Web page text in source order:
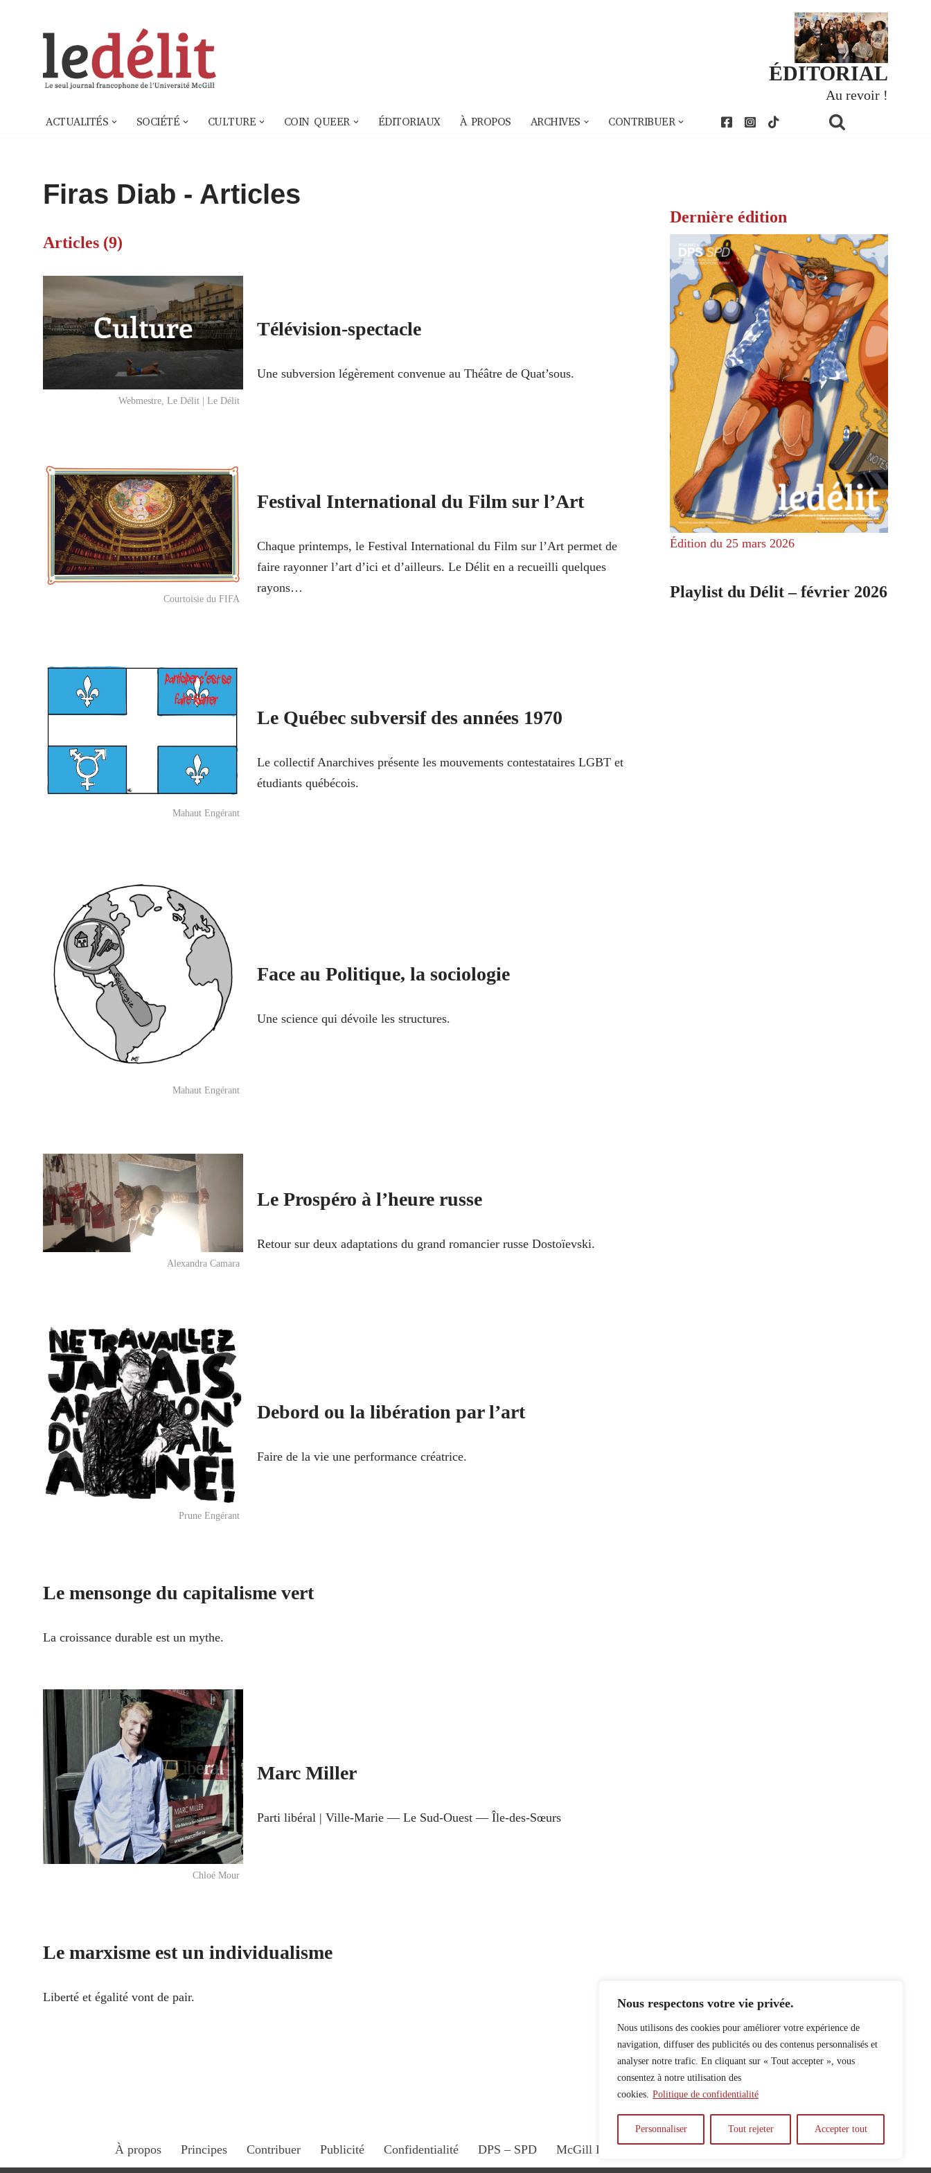
Nous respectons votre vie privée.
Nous utilisons des cookies pour améliorer votre expérience de
navigation, diffuser des publicités ou des contenus personnalisés et
analyser notre trafic. En cliquant sur « Tout accepter », vous
consentez à notre utilisation des
cookies. Politique de confidentialité
Personnaliser Tout rejeter Accepter tout
ÉDITORIAL
Au revoir !
ACTUALITÉS SOCIÉTÉ CULTURE COIN QUEER ÉDITORIAUX À PROPOS ARCHIVES CONTRIBUER
Firas Diab - Articles
Articles (9)
Webmestre, Le Délit | Le Délit
Télévision-spectacle
Une subversion légèrement convenue au Théâtre de Quat’sous.
Courtoisie du FIFA
Festival International du Film sur l’Art
Chaque printemps, le Festival International du Film sur l’Art permet de
faire rayonner l’art d’ici et d’ailleurs. Le Délit en a recueilli quelques
rayons…
Mahaut Engérant
Le Québec subversif des années 1970
Le collectif Anarchives présente les mouvements contestataires LGBT et
étudiants québécois.
Mahaut Engérant
Face au Politique, la sociologie
Une science qui dévoile les structures.
Alexandra Camara
Le Prospéro à l’heure russe
Retour sur deux adaptations du grand romancier russe Dostoïevski.
Prune Engérant
Debord ou la libération par l’art
Faire de la vie une performance créatrice.
Le mensonge du capitalisme vert
La croissance durable est un mythe.
Chloé Mour
Marc Miller
Parti libéral | Ville-Marie — Le Sud-Ouest — Île-des-Sœurs
Le marxisme est un individualisme
Liberté et égalité vont de pair.
Dernière édition
Édition du 25 mars 2026
Playlist du Délit – février 2026
À propos Principes Contribuer Publicité Confidentialité DPS – SPD McGill Daily